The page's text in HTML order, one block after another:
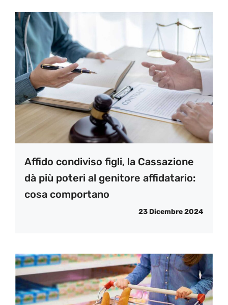
Affido condiviso figli, la Cassazione
dà più poteri al genitore affidatario:
cosa comportano
23 Dicembre 2024